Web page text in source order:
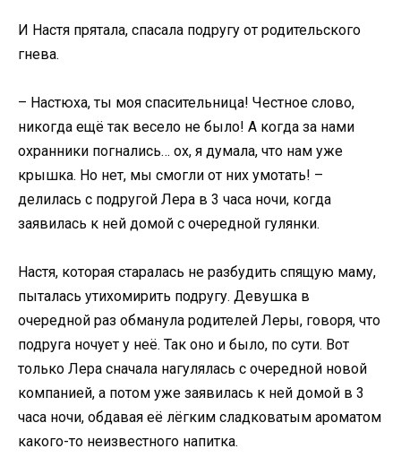
И Настя прятала, спасала подругу от родительского
гнева.
– Настюха, ты моя спасительница! Честное слово,
никогда ещё так весело не было! А когда за нами
охранники погнались… ох, я думала, что нам уже
крышка. Но нет, мы смогли от них умотать! –
делилась с подругой Лера в 3 часа ночи, когда
заявилась к ней домой с очередной гулянки.
Настя, которая старалась не разбудить спящую маму,
пыталась утихомирить подругу. Девушка в
очередной раз обманула родителей Леры, говоря, что
подруга ночует у неё. Так оно и было, по сути. Вот
только Лера сначала нагулялась с очередной новой
компанией, а потом уже заявилась к ней домой в 3
часа ночи, обдавая её лёгким сладковатым ароматом
какого-то неизвестного напитка.